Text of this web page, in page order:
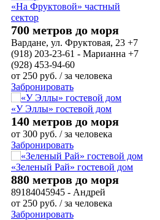
«На Фруктовой» частный
сектор
700 метров до моря
Вардане, ул. Фруктовая, 23 +7
(918) 203-23-61 - Марианна +7
(928) 453-94-60
от 250 руб. / за человека
Забронировать
«У Эллы» гостевой дом
140 метров до моря
от 300 руб. / за человека
Забронировать
«Зеленый Рай» гостевой дом
880 метров до моря
89184045945 - Андрей
от 250 руб. / за человека
Забронировать